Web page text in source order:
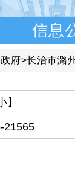
信息
府>长治市潞
】
21565